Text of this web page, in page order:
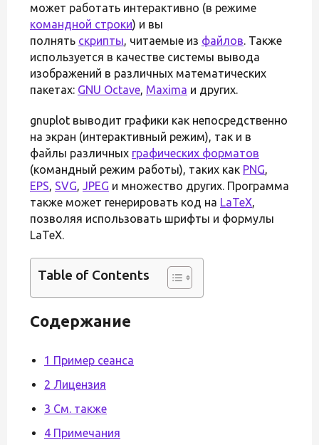
может работать интерактивно (в режиме
командной строки) и вы
полнять скрипты, читаемые из файлов. Также
используется в качестве системы вывода
изображений в различных математических
пакетах: GNU Octave, Maxima и других.
gnuplot выводит графики как непосредственно
на экран (интерактивный режим), так и в
файлы различных графических форматов
(командный режим работы), таких как PNG,
EPS, SVG, JPEG и множество других. Программа
также может генерировать код на LaTeX,
позволяя использовать шрифты и формулы
LaTeX.
Table of Contents
Содержание
1 Пример сеанса
2 Лицензия
3 См. также
4 Примечания